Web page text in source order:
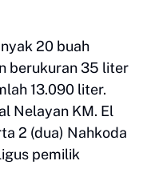
20 buah
berukuran 35 liter
13.090 liter.
Nelayan KM. El
2 (dua) Nahkoda
pemilik